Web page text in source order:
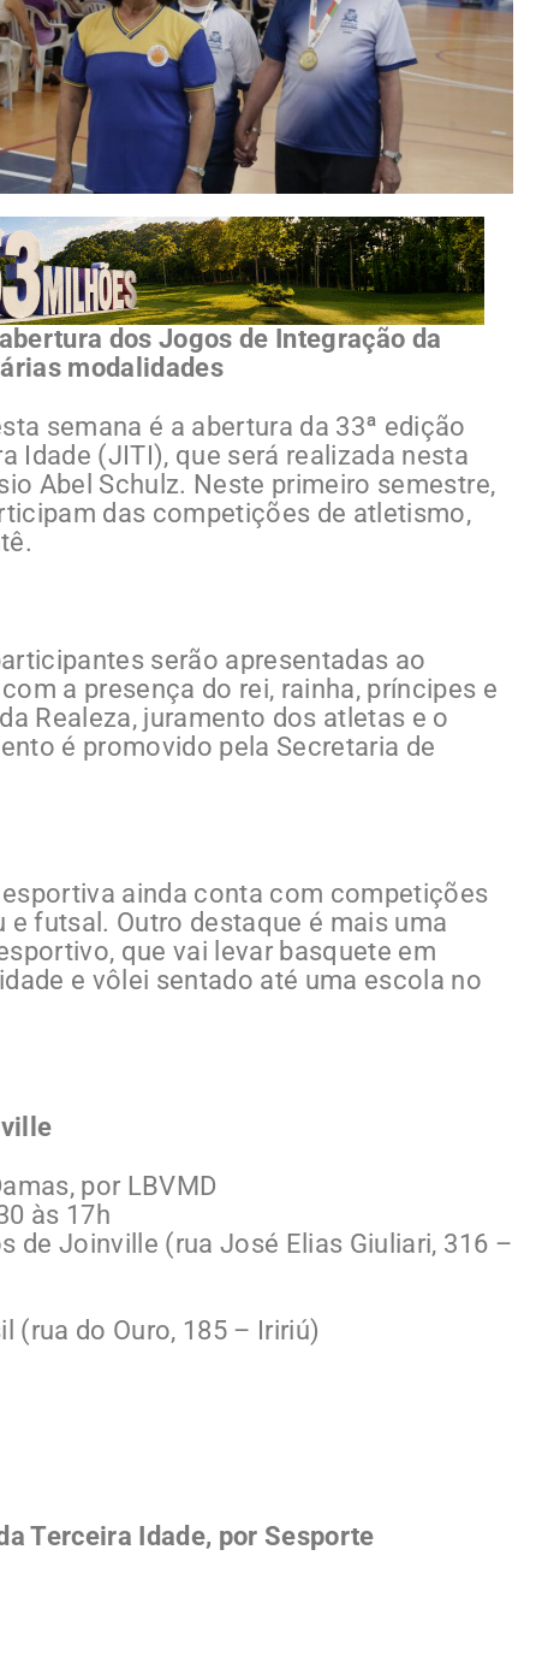
dos Jogos de Integração da
modalidades
semana é a abertura da 33ª edição
Idade (JITI), que será realizada nesta
Abel Schulz. Neste primeiro semestre,
das competições de atletismo,
serão apresentadas ao
a presença do rei, rainha, príncipes e
Realeza, juramento dos atletas e o
é promovido pela Secretaria de
ainda conta com competições
futsal. Outro destaque é mais uma
que vai levar basquete em
e vôlei sentado até uma escola no
por LBVMD
às 17h
de Joinville (rua José Elias Giuliari, 316 –
(rua do Ouro, 185 – Iririú)
Terceira Idade, por Sesporte